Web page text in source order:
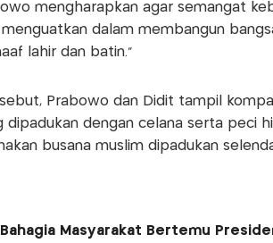
mengharapkan agar semangat
dalam membangun
lahir dan batin."
Prabowo dan Didit tampil
dipadukan dengan celana serta peci
busana muslim dipadukan
Bahagia Masyarakat Bertemu